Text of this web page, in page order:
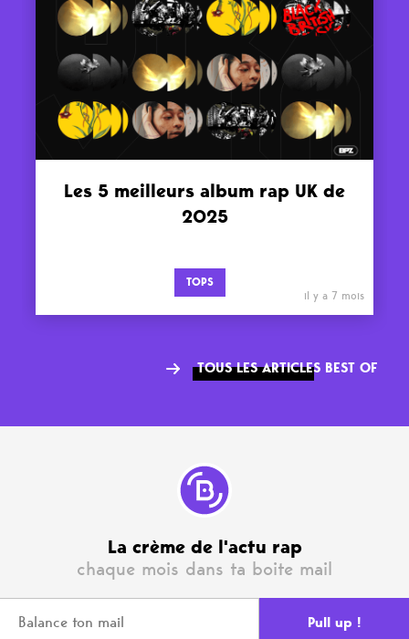
Les 5 meilleurs album rap UK de
2025
TOPS
il y a 7 mois
TOUS LES ARTICLES BEST OF
La crème de l'actu rap
chaque mois dans ta boite mail